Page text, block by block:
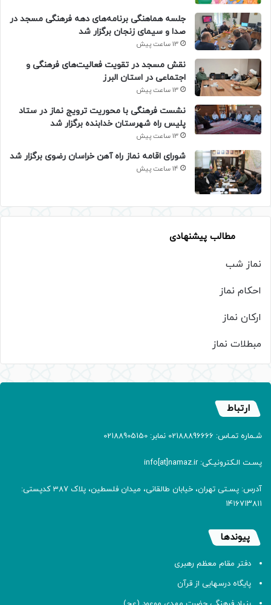
جلسه هماهنگی برنامه‌های دهه فرهنگی مسجد در
صدا و سیمای زنجان برگزار شد
13 ساعت پیش
نقش مسجد در تقویت فعالیت‌های فرهنگی و
اجتماعی در استان البرز
13 ساعت پیش
نشست فرهنگی با محوریت ترویج نماز در ستاد
پلیس راه شهرستان خدابنده برگزار شد
13 ساعت پیش
شورای اقامه نماز راه آهن خراسان رضوی برگزار شد
14 ساعت پیش
مطالب پیشنهادی
نماز شب
احکام نماز
ارکان نماز
مبطلات نماز
ارتباط
شـماره تمـاس: 02188896666 نمابر: 02188905150
پسـت الـکترونیـکی: info[at]namaz.ir
آدرس: پسـتی تهران، خیابان طالقانی، میدان فلسطین، پلاک 387 کدپستی:
۱۴۱۶۷۱۳۸۱۱
پیوندها
دفتر مقام معظم رهبری
پایگاه درسهایی از قرآن